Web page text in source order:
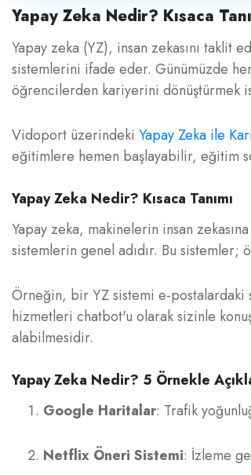
Yapay Zeka Nedir? Kısaca
Yapay zeka (YZ), insan zekasını
sistemlerini ifade eder. Günümüzde
öğrencilerden kariyerini dönüştürmek
Vidoport üzerindeki Yapay Zeka ile
eğitimlere hemen başlayabilir, eğitim
Yapay Zeka Nedir? Kısaca Tanımı
Yapay zeka, makinelerin insan
sistemlerin genel adıdır. Bu
Örneğin, bir YZ sistemi e-postalardaki
hizmetleri chatbot'u olarak sizinle
alabilmesidir.
Yapay Zeka Nedir? 5 Örnekle
Google Haritalar: Trafik
Netflix Öneri Sistemi: İzleme